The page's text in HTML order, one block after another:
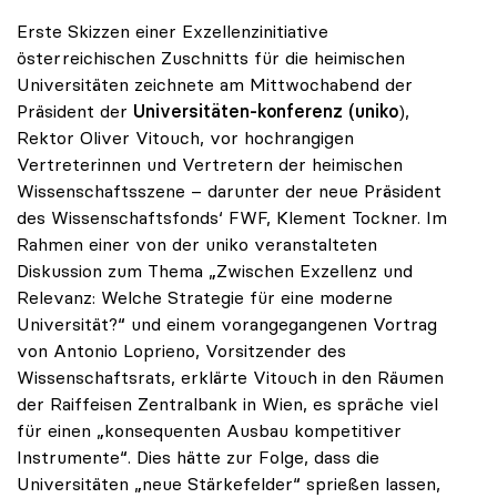
Erste Skizzen einer Exzellenzinitiative
österreichischen Zuschnitts für die heimischen
Universitäten zeichnete am Mittwochabend der
Präsident der Universitäten-konferenz (uniko),
Rektor Oliver Vitouch, vor hochrangigen
Vertreterinnen und Vertretern der heimischen
Wissenschaftsszene – darunter der neue Präsident
des Wissenschaftsfonds‘ FWF, Klement Tockner. Im
Rahmen einer von der uniko veranstalteten
Diskussion zum Thema „Zwischen Exzellenz und
Relevanz: Welche Strategie für eine moderne
Universität?“ und einem vorangegangenen Vortrag
von Antonio Loprieno, Vorsitzender des
Wissenschaftsrats, erklärte Vitouch in den Räumen
der Raiffeisen Zentralbank in Wien, es spräche viel
für einen „konsequenten Ausbau kompetitiver
Instrumente“. Dies hätte zur Folge, dass die
Universitäten „neue Stärkefelder“ sprießen lassen,